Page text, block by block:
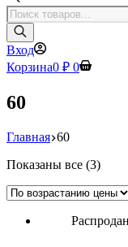
Поиск
товаров
Вход
Корзина0 ₽ 0
60
Главная 60
Показаны все (3)Цены: